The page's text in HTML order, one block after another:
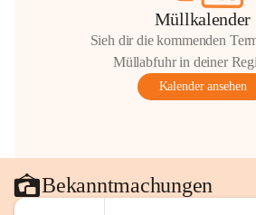
Müllkalender
Sieh dir die kommenden
Müllabfuhr in deiner
Kalender ansehen
Bekanntmachungen